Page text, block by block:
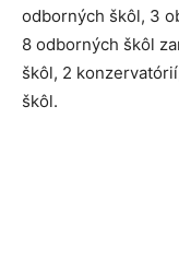
odborných škôl, 3
8 odborných škôl
škôl, 2
škôl.